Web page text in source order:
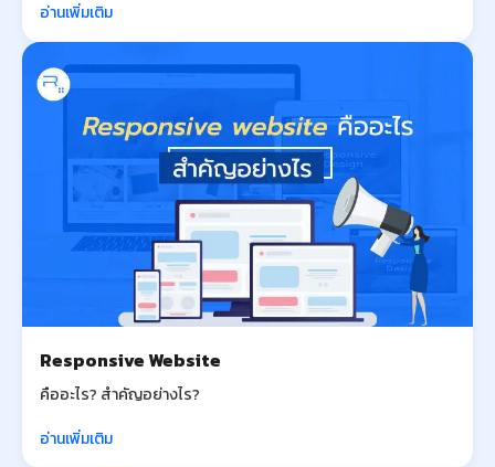
อ่านเพิ่มเติม
Responsive Website
คืออะไร? สำคัญอย่างไร?
อ่านเพิ่มเติม